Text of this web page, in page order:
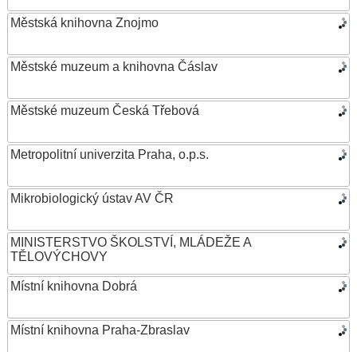
Městská knihovna Znojmo
Městské muzeum a knihovna Čáslav
Městské muzeum Česká Třebová
Metropolitní univerzita Praha, o.p.s.
Mikrobiologický ústav AV ČR
MINISTERSTVO ŠKOLSTVÍ, MLÁDEŽE A
TĚLOVÝCHOVY
Místní knihovna Dobrá
Místní knihovna Praha-Zbraslav